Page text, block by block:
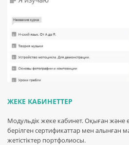
ЖЕКЕ КАБИНЕТТЕР
Модульдік жеке кабинет. Оқыған және
берілген сертификаттар мен алынған
жетістіктер портфолиосы.